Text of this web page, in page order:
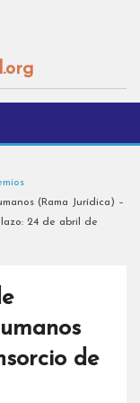
(Rama Jurídica) –
24 de abril de
de